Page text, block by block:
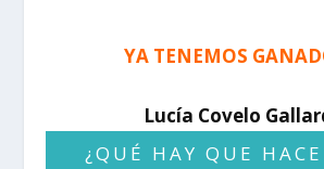
YA TENEMOS
Lucía Covelo
¿QUÉ HAY QUE